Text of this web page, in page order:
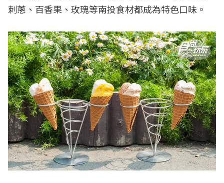
刺蔥、百香果、玫瑰等南投食材都成為特色口味。